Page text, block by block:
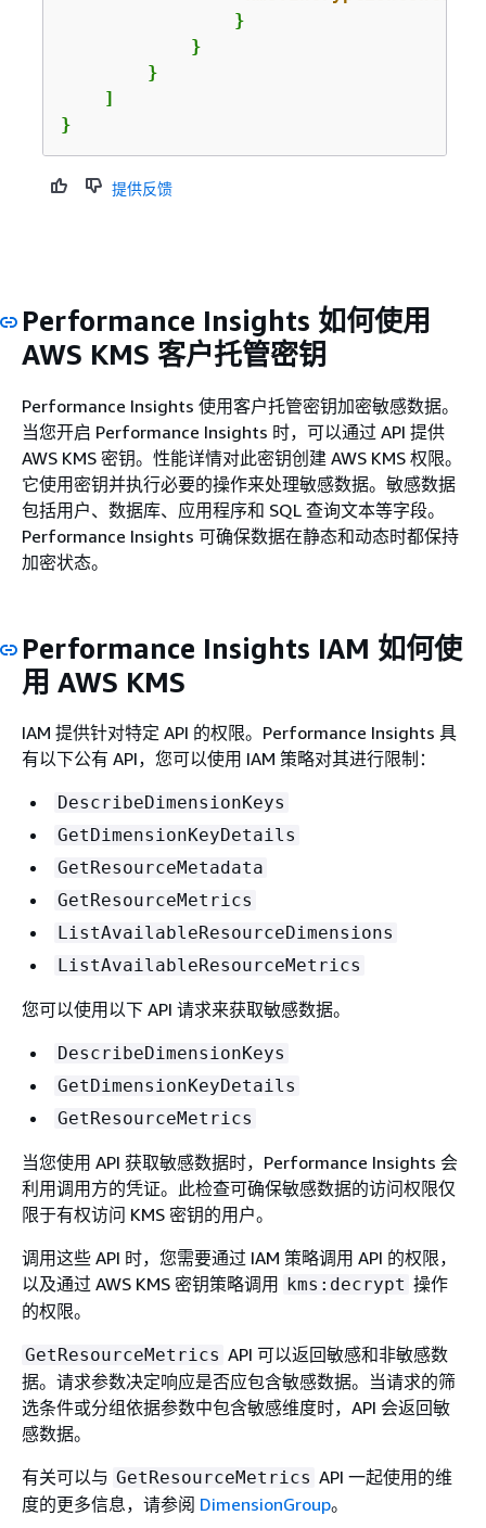
                }
            }
        }
    ]
}
提供反馈
Performance Insights 如何使用
AWS KMS 客户托管密钥
Performance Insights 使用客户托管密钥加密敏感数据。
当您开启 Performance Insights 时，可以通过 API 提供
AWS KMS 密钥。性能详情对此密钥创建 AWS KMS 权限。
它使用密钥并执行必要的操作来处理敏感数据。敏感数据
包括用户、数据库、应用程序和 SQL 查询文本等字段。
Performance Insights 可确保数据在静态和动态时都保持
加密状态。
Performance Insights IAM 如何使
用 AWS KMS
IAM 提供针对特定 API 的权限。Performance Insights 具
有以下公有 API，您可以使用 IAM 策略对其进行限制：
DescribeDimensionKeys
GetDimensionKeyDetails
GetResourceMetadata
GetResourceMetrics
ListAvailableResourceDimensions
ListAvailableResourceMetrics
您可以使用以下 API 请求来获取敏感数据。
DescribeDimensionKeys
GetDimensionKeyDetails
GetResourceMetrics
当您使用 API 获取敏感数据时，Performance Insights 会
利用调用方的凭证。此检查可确保敏感数据的访问权限仅
限于有权访问 KMS 密钥的用户。
调用这些 API 时，您需要通过 IAM 策略调用 API 的权限，
以及通过 AWS KMS 密钥策略调用 kms:decrypt 操作
的权限。
GetResourceMetrics API 可以返回敏感和非敏感数
据。请求参数决定响应是否应包含敏感数据。当请求的筛
选条件或分组依据参数中包含敏感维度时，API 会返回敏
感数据。
有关可以与 GetResourceMetrics API 一起使用的维
度的更多信息，请参阅 DimensionGroup。